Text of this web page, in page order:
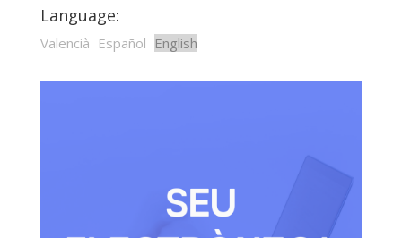
Language:
Valencià Español English